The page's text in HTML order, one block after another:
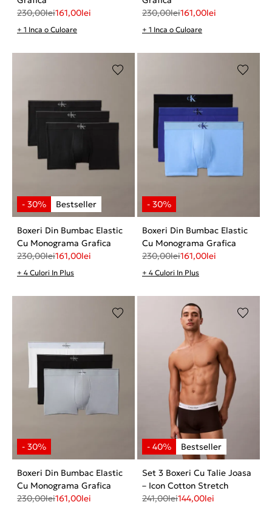
230,00lei161,00lei
+ 1 Inca o Culoare
230,00lei161,00lei
+ 1 Inca o Culoare
Boxeri Din Bumbac Elastic
Cu Monograma Grafica
230,00lei161,00lei
+ 4 Culori In Plus
Boxeri Din Bumbac Elastic
Cu Monograma Grafica
230,00lei161,00lei
+ 4 Culori In Plus
Boxeri Din Bumbac Elastic
Cu Monograma Grafica
230,00lei161,00lei
Set 3 Boxeri Cu Talie Joasa
– Icon Cotton Stretch
241,00lei144,00lei